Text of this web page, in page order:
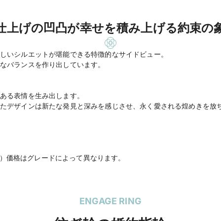
上げの凹凸が幸せを積み上げる約束の
いシルエットが堪能できる特徴的なサイドビュー。
バランスを作り出しています。
る表情を生み出します。
デザインは新たな発見と深みを感じさせ、永く愛される煌めきを放
格はグレードによって異なります。
ENGAGE RING